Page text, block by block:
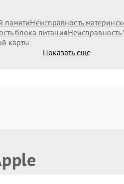
памятиНеисправность
блока питания
карты
Показать еще